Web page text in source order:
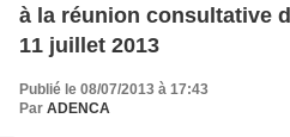
à la réunion consultative
11 juillet 2013
Publié le 08/07/2013 à 17:43
Par ADENCA